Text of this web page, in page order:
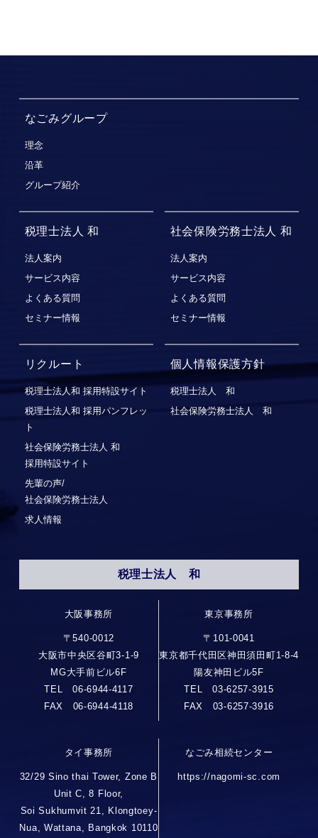
なごみグループ
理念
沿革
グループ紹介
税理士法人 和
法人案内
サービス内容
よくある質問
セミナー情報
社会保険労務士法人 和
法人案内
サービス内容
よくある質問
セミナー情報
リクルート
税理士法人和 採用特設サイト
税理士法人和 採用パンフレッ
ト
社会保険労務⼠法⼈ 和
採⽤特設サイト
先輩の声/
社会保険労務士法人
求人情報
個人情報保護方針
税理士法人 和
社会保険労務士法人 和
税理士法人 和
大阪事務所
〒540-0012
大阪市中央区谷町3-1-9
MG大手前ビル6F
TEL 06-6944-4117
FAX 06-6944-4118
東京事務所
〒101-0041
東京都千代田区神田須田町1-8-4
陽友神田ビル5F
TEL 03-6257-3915
FAX 03-6257-3916
タイ事務所
32/29 Sino thai Tower, Zone B
Unit C, 8 Floor,
Soi Sukhumvit 21, Klongtoey-
Nua, Wattana, Bangkok 10110
なごみ相続センター
https://nagomi-sc.com